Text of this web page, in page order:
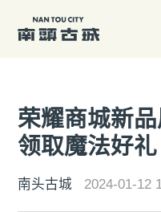
荣耀商城新品
领取魔法好礼
南头古城 2024-01-12